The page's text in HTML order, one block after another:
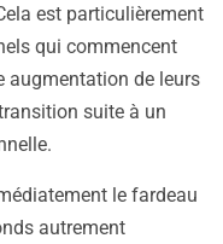
est particulièrement
qui commencent
augmentation de leurs
suite à un
le fardeau
autrement